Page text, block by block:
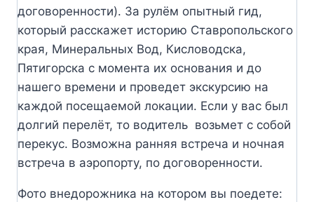
договоренности). За рулём опытный гид,
который расскажет историю Ставропольского
края, Минеральных Вод, Кисловодска,
Пятигорска с момента их основания и до
нашего времени и проведет экскурсию на
каждой посещаемой локации. Если у вас был
долгий перелёт, то водитель возьмет с собой
перекус. Возможна ранняя встреча и ночная
встреча в аэропорту, по договоренности.
Фото внедорожника на котором вы поедете: